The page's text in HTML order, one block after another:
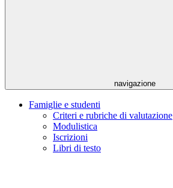
navigazione
Famiglie e studenti
Criteri e rubriche di valutazione
Modulistica
Iscrizioni
Libri di testo